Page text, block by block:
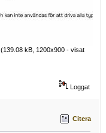
(139.08 kB, 1200x900 - visat
Loggat
Citera